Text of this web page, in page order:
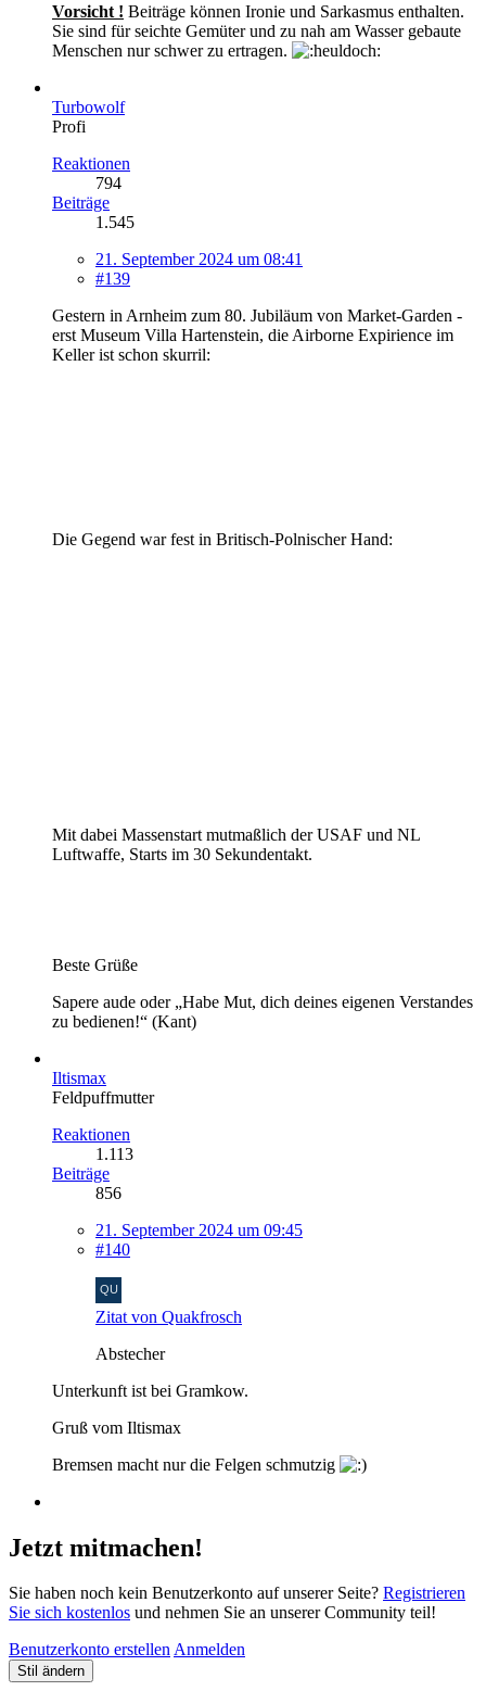
Vorsicht ! Beiträge können Ironie und Sarkasmus enthalten.
Sie sind für seichte Gemüter und zu nah am Wasser gebaute
Menschen nur schwer zu ertragen.
Turbowolf
Profi
Reaktionen
794
Beiträge
1.545
21. September 2024 um 08:41
#139
Gestern in Arnheim zum 80. Jubiläum von Market-Garden -
erst Museum Villa Hartenstein, die Airborne Expirience im
Keller ist schon skurril:
Die Gegend war fest in Britisch-Polnischer Hand:
Mit dabei Massenstart mutmaßlich der USAF und NL
Luftwaffe, Starts im 30 Sekundentakt.
Beste Grüße
Sapere aude oder „Habe Mut, dich deines eigenen Verstandes
zu bedienen!“ (Kant)
Iltismax
Feldpuffmutter
Reaktionen
1.113
Beiträge
856
21. September 2024 um 09:45
#140
Zitat von Quakfrosch
Abstecher
Unterkunft ist bei Gramkow.
Gruß vom Iltismax
Bremsen macht nur die Felgen schmutzig
Jetzt mitmachen!
Sie haben noch kein Benutzerkonto auf unserer Seite? Registrieren
Sie sich kostenlos und nehmen Sie an unserer Community teil!
Benutzerkonto erstellenAnmelden
Stil ändern